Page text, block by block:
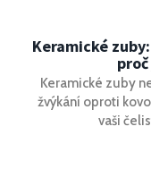
Keramické
Keramické zuby
žvýkání oproti
vaši